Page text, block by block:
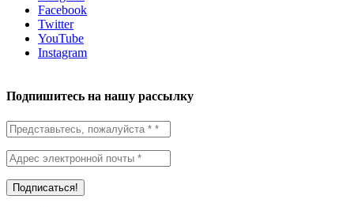
Facebook
Twitter
YouTube
Instagram
Подпишитесь на нашу рассылку